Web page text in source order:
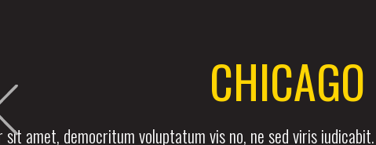
CHICAGO
sit amet, democritum voluptatum vis no, ne sed viris